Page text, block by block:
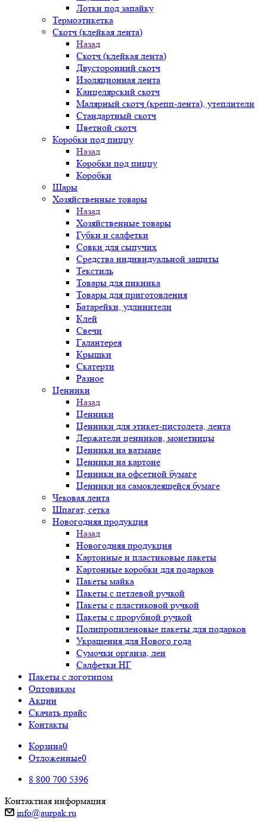
Лотки под запайку
Термоэтикетка
Скотч (клейкая лента)
Назад
Скотч (клейкая лента)
Двусторонний скотч
Изоляционная лента
Канцелярский скотч
Малярный скотч (крепп-лента), утеплители
Стандартный скотч
Цветной скотч
Коробки под пиццу
Назад
Коробки под пиццу
Коробки
Шары
Хозяйственные товары
Назад
Хозяйственные товары
Губки и салфетки
Совки для сыпучих
Средства индивидуальной защиты
Текстиль
Товары для пикника
Товары для приготовления
Батарейки, удлинители
Клей
Свечи
Галантерея
Крышки
Скатерти
Разное
Ценники
Назад
Ценники
Ценники для этикет-пистолета, лента
Держатели ценников, монетницы
Ценники на ватмане
Ценники на картоне
Ценники на офсетной бумаге
Ценники на самоклеящейся бумаге
Чековая лента
Шпагат, сетка
Новогодняя продукция
Назад
Новогодняя продукция
Картонные и пластиковые пакеты
Картонные коробки для подарков
Пакеты майка
Пакеты с петлевой ручкой
Пакеты с пластиковой ручкой
Пакеты с прорубной ручкой
Полипропиленовые пакеты для подарков
Украшения для Нового года
Сумочки органза, лен
Салфетки НГ
Пакеты с логотипом
Оптовикам
Акции
Скачать прайс
Контакты
Корзина0
Отложенные0
8 800 700 5396
Контактная информация
info@aurpak.ru